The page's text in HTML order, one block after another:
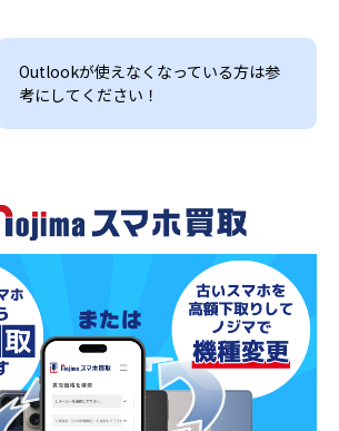
Outlookが使えなくなっている方は参
考にしてください！